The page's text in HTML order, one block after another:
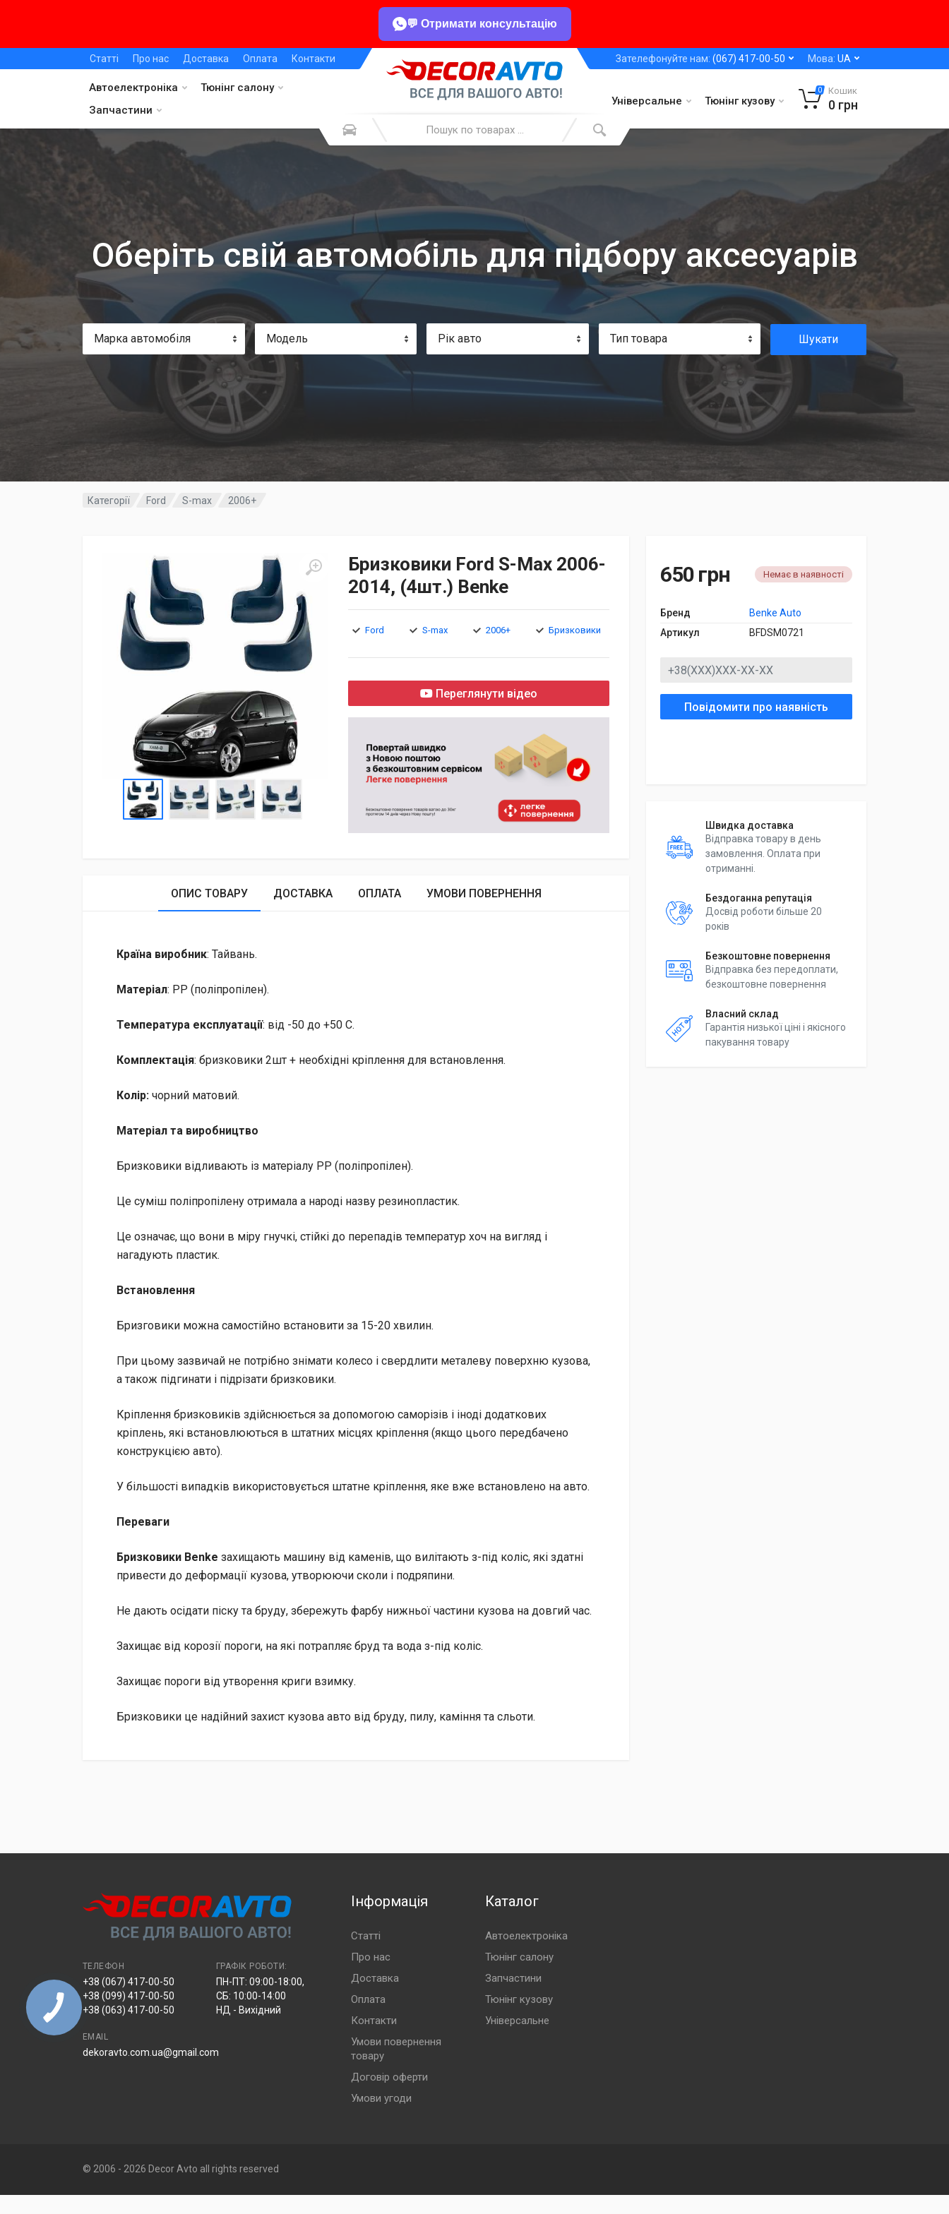
💬 Отримати консультацію
Статті Про нас Доставка Оплата Контакти Зателефонуйте нам: (067) 417-00-50 Мова: UA
Автоелектроніка
Тюнінг салону
Запчастини
Універсальне Тюнінг кузову
0 Кошик
0 грн
Оберіть свій автомобіль для підбору аксесуарів
Марка автомобіля Модель Рік авто Тип товара Шукати
Категорії Ford S-max 2006+
Бризковики Ford S-Max 2006-
2014, (4шт.) Benke
Ford S-max 2006+ Бризковики
Переглянути відео
650 грн Немає в наявності
Бренд
Benke Auto
Артикул
BFDSM0721
Повідомити про наявність
Швидка доставка
Відправка товару в день
замовлення. Оплата при
отриманні.
Бездоганна репутація
Досвід роботи більше 20
років
Безкоштовне повернення
Відправка без передоплати,
безкоштовне повернення
Власний склад
Гарантія низької ціні і якісного
пакування товару
ОПИС ТОВАРУ ДОСТАВКА ОПЛАТА УМОВИ ПОВЕРНЕННЯ
Країна виробник: Тайвань.
Матеріал: PP (поліпропілен).
Температура експлуатації: від -50 до +50 C.
Комплектація: бризковики 2шт + необхідні кріплення для встановлення.
Колір: чорний матовий.
Матеріал та виробництво
Бризковики відливають із матеріалу PP (поліпропілен).
Це суміш поліпропілену отримала а народі назву резинопластик.
Це означає, що вони в міру гнучкі, стійкі до перепадів температур хоч на вигляд і
нагадують пластик.
Встановлення
Бризговики можна самостійно встановити за 15-20 хвилин.
При цьому зазвичай не потрібно знімати колесо і свердлити металеву поверхню кузова,
а також підгинати і підрізати бризковики.
Кріплення бризковиків здійснюється за допомогою саморізів і іноді додаткових
кріплень, які встановлюються в штатних місцях кріплення (якщо цього передбачено
конструкцією авто).
У більшості випадків використовується штатне кріплення, яке вже встановлено на авто.
Переваги
Бризковики Benke захищають машину від каменів, що вилітають з-під коліс, які здатні
привести до деформації кузова, утворюючи сколи і подряпини.
Не дають осідати піску та бруду, збережуть фарбу нижньої частини кузова на довгий час.
Захищає від корозії пороги, на які потрапляє бруд та вода з-під коліс.
Захищає пороги від утворення криги взимку.
Бризковики це надійний захист кузова авто від бруду, пилу, каміння та сльоти.
ТЕЛЕФОН
+38 (067) 417-00-50
+38 (099) 417-00-50
+38 (063) 417-00-50
ГРАФІК РОБОТИ:
ПН-ПТ: 09:00-18:00,
СБ: 10:00-14:00
НД - Вихідний
EMAIL
dekoravto.com.ua@gmail.com
Інформація
Статті
Про нас
Доставка
Оплата
Контакти
Умови повернення
товару
Договір оферти
Умови угоди
Каталог
Автоелектроніка
Тюнінг салону
Запчастини
Тюнінг кузову
Універсальне
© 2006 - 2026 Decor Avto all rights reserved